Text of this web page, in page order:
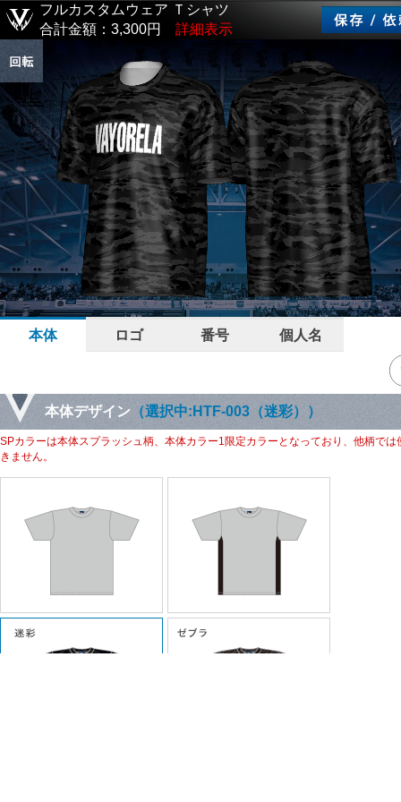
フルカスタムウェア Ｔシャツ
合計金額：3,300円
詳細表示
本体 ロゴ 番号 個人名
本体デザイン （選択中:HTF-003（迷彩））
SPカラーは本体スプラッシュ柄、本体カラー1限定カラーとなっており、他柄では
きません。